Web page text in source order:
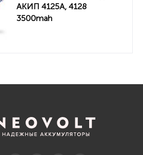
АКИП 4125А, 4128
3500mah